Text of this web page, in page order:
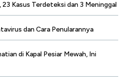
23 Kasus Terdeteksi dan 3 Meninggal
dan Cara Penularannya
di Kapal Pesiar Mewah, Ini